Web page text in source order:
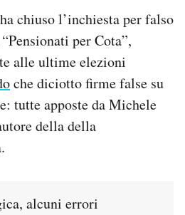
chiuso l’inchiesta per falso
per Cota”,
alle ultime elezioni
che diciotto firme false su
tutte apposte da Michele
della della
alcuni errori